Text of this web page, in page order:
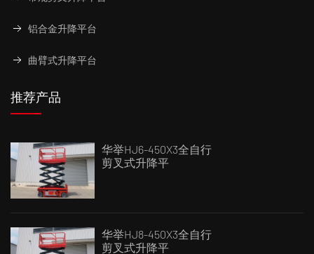
铝合金升降平台
曲臂式升降平台
推荐产品
华举HJ6-450X3全自行
剪叉式升降平
华举HJ8-450X3全自行
剪叉式升降平